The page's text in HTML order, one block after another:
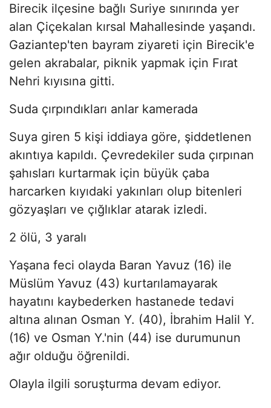
Birecik ilçesine bağlı Suriye sınırında yer
alan Çiçekalan kırsal Mahallesinde yaşandı.
Gaziantep'ten bayram ziyareti için Birecik'e
gelen akrabalar, piknik yapmak için Fırat
Nehri kıyısına gitti.
Suda çırpındıkları anlar kamerada
Suya giren 5 kişi iddiaya göre, şiddetlenen
akıntıya kapıldı. Çevredekiler suda çırpınan
şahısları kurtarmak için büyük çaba
harcarken kıyıdaki yakınları olup bitenleri
gözyaşları ve çığlıklar atarak izledi.
2 ölü, 3 yaralı
Yaşana feci olayda Baran Yavuz (16) ile
Müslüm Yavuz (43) kurtarılamayarak
hayatını kaybederken hastanede tedavi
altına alınan Osman Y. (40), İbrahim Halil Y.
(16) ve Osman Y.'nin (44) ise durumunun
ağır olduğu öğrenildi.
Olayla ilgili soruşturma devam ediyor.